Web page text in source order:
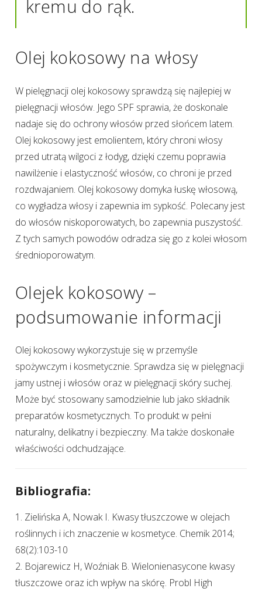
kremu do rąk.
Olej kokosowy na włosy
W pielęgnacji olej kokosowy sprawdzą się najlepiej w
pielęgnacji włosów. Jego SPF sprawia, że doskonale
nadaje się do ochrony włosów przed słońcem latem.
Olej kokosowy jest emolientem, który chroni włosy
przed utratą wilgoci z łodyg, dzięki czemu poprawia
nawilżenie i elastyczność włosów, co chroni je przed
rozdwajaniem. Olej kokosowy domyka łuskę włosową,
co wygładza włosy i zapewnia im sypkość. Polecany jest
do włosów niskoporowatych, bo zapewnia puszystość.
Z tych samych powodów odradza się go z kolei włosom
średnioporowatym.
Olejek kokosowy –
podsumowanie informacji
Olej kokosowy wykorzystuje się w przemyśle
spożywczym i kosmetycznie. Sprawdza się w pielęgnacji
jamy ustnej i włosów oraz w pielęgnacji skóry suchej.
Może być stosowany samodzielnie lub jako składnik
preparatów kosmetycznych. To produkt w pełni
naturalny, delikatny i bezpieczny. Ma także doskonałe
właściwości odchudzające.
Bibliografia:
1. Zielińska A, Nowak I. Kwasy tłuszczowe w olejach
roślinnych i ich znaczenie w kosmetyce. Chemik 2014;
68(2):103-10
2. Bojarewicz H, Woźniak B. Wielonienasycone kwasy
tłuszczowe oraz ich wpływ na skórę. Probl High